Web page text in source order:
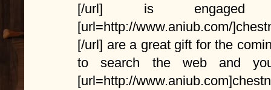
[/url] is engaged
[url=http://www.aniub.com/
[/url] are a great gift for the
to search the web and
[url=http://